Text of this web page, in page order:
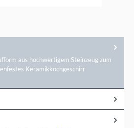
aus hochwertigem Steinzeug zum
Keramikkochgeschirr